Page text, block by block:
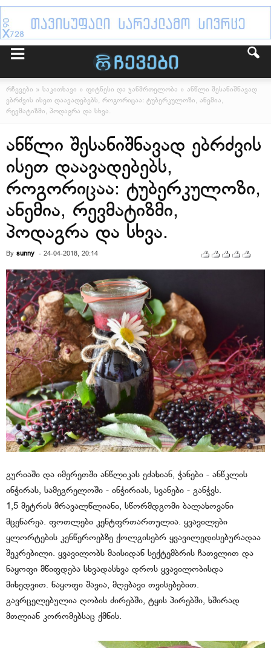
რჩევები » საკითხავი » ფიტნესი და ჯანმრთელობა » ანწლი შესანიშნავად
ებრძვის ისეთ დაავადებებს, როგორიცაა: ტუბერკულოზი, ანემია,
რევმატიზმი, პოდაგრა და სხვა.
ანწლი შესანიშნავად ებრძვის
ისეთ დაავადებებს,
როგორიცაა: ტუბერკულოზი,
ანემია, რევმატიზმი,
პოდაგრა და სხვა.
By sunny - 24-04-2018, 20:14
გურიაში და იმერეთში ანწლიკას ეძახიან, ჭანები - ანწკლის
ინჭირას, სამეგრელოში - ინჭირიას, სვანები - განჭვს.
1,5 მეტრის მრავალწლიანი, სწორმდგომი ბალახოვანი
მცენარეა. ფოთლები კენტფრთართულია. ყვავილები
ყლორტების კენწეროებზე ქოლგისებრ ყვავილედისებურადაა
შეკრებილი. ყვავილობს მაისიდან სექტემბრის ჩათვლით და
ნაყოფი მწიფდება სხვადასხვა დროს ყვავილობისდა
მიხედვით. ნაყოფი შავია, მღებავი თვისებებით.
გავრცელებულია ღობის ძირებში, ტყის პირებში, ხშირად
მთლიან კორომებსაც ქმნის.